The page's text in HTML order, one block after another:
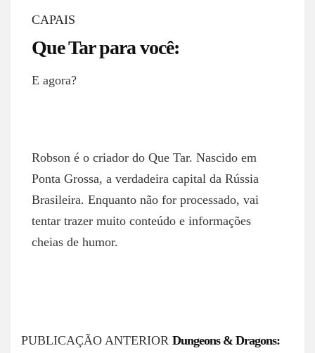
CAPAIS
Que Tar para você:
E agora?
Robson é o criador do Que Tar. Nascido em
Ponta Grossa, a verdadeira capital da Rússia
Brasileira. Enquanto não for processado, vai
tentar trazer muito conteúdo e informações
cheias de humor.
P
PUBLICAÇÃO ANTERIOR Dungeons & Dragons: